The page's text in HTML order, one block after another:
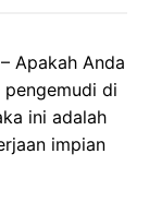
– Apakah Anda
di
ini adalah
impian